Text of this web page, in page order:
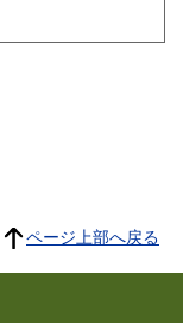
ページ上部へ戻る